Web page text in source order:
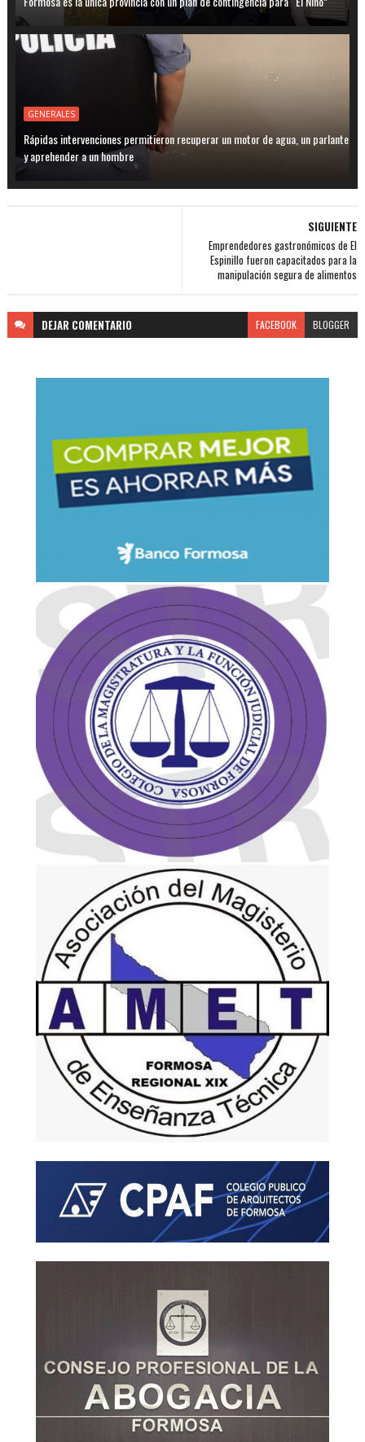
GENERALES
Rápidas intervenciones permitieron recuperar un motor de agua, un parlante
y aprehender a un hombre
SIGUIENTE
Emprendedores gastronómicos de El
Espinillo fueron capacitados para la
manipulación segura de alimentos
DEJAR COMENTARIO FACEBOOK BLOGGER